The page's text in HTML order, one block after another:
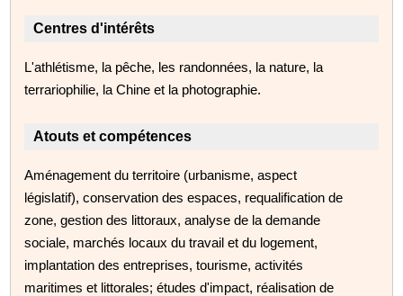
Centres d'intérêts
L'athlétisme, la pêche, les randonnées, la nature, la
terrariophilie, la Chine et la photographie.
Atouts et compétences
Aménagement du territoire (urbanisme, aspect
législatif), conservation des espaces, requalification de
zone, gestion des littoraux, analyse de la demande
sociale, marchés locaux du travail et du logement,
implantation des entreprises, tourisme, activités
maritimes et littorales; études d'impact, réalisation de